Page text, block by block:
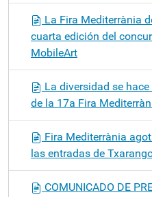
La Fira Mediterrània
cuarta edición del
MobileArt
La diversidad se
de la 17a Fira
Fira Mediterrània
las entradas de
COMUNICADO DE